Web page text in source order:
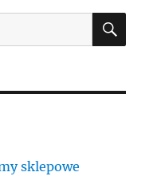
sklepowe